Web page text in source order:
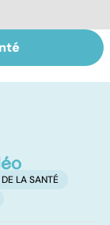
beauté
de
LA SANTÉ